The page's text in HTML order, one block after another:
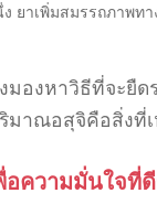
ยาเพิ่มสมรรถภาพท
องหาวิธีที่จะยืด
มาณอสุจิคือสิ่งที่
ความมั่นใจที่